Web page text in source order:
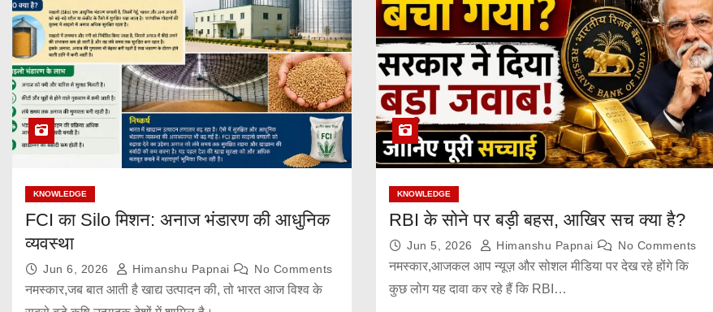
KNOWLEDGE
FCI का Silo मिशन: अनाज भंडारण की आधुनिक
व्यवस्था
Jun 6, 2026 Himanshu Papnai No Comments
नमस्कार,जब बात आती है खाद्य उत्पादन की, तो भारत आज विश्व के
KNOWLEDGE
RBI के सोने पर बड़ी बहस, आखिर सच क्या है?
Jun 5, 2026 Himanshu Papnai No Comments
नमस्कार,आजकल आप न्यूज़ और सोशल मीडिया पर देख रहे होंगे कि
कुछ लोग यह दावा कर रहे हैं कि RBI…